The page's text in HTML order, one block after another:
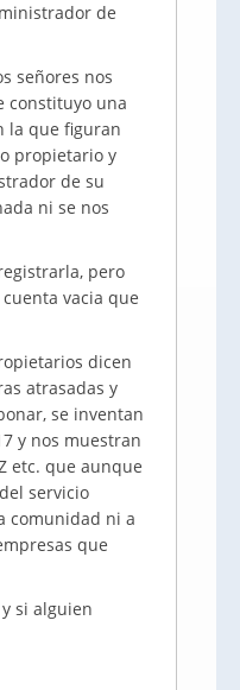
de
señores nos
constituyo una
la que figuran
propietario y
de su
ni se nos
pero
vacia que
dicen
atrasadas y
se inventan
y nos muestran
etc. que aunque
servicio
comunidad ni a
que
si alguien